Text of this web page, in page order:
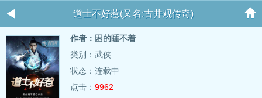
道士不好惹(又名:古井观传奇)
作者：困的睡不着
类别：武侠
状态：连载中
点击： 9962